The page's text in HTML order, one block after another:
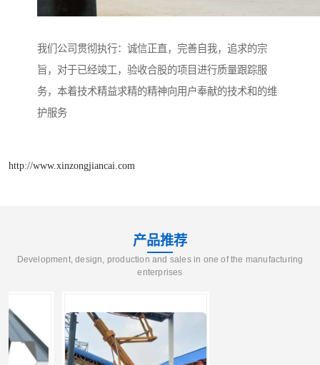
我们公司贯彻执行：诚信正直，完善自我，追求的宗
旨，对于已经竣工，验收合股的项目进行质量跟踪服
务，本着技术精益求精的精神向用户奉献的技术和的维
护服务
http://www.xinzongjiancai.com
产品推荐
Development, design, production and sales in one of the manufacturing
enterprises